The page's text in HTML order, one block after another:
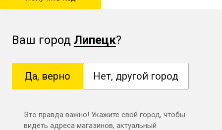
Ваш город Липецк?
Да, верно Нет, другой город
Это правда важно! Укажите свой город, чтобы
видеть адреса магазинов, актуальный